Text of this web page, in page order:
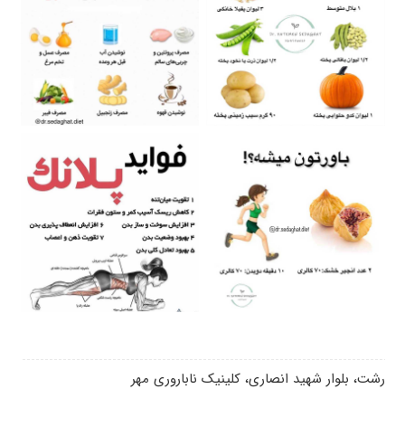
رشت، بلوار شهید انصاری، کلینیک ناباروری مهر